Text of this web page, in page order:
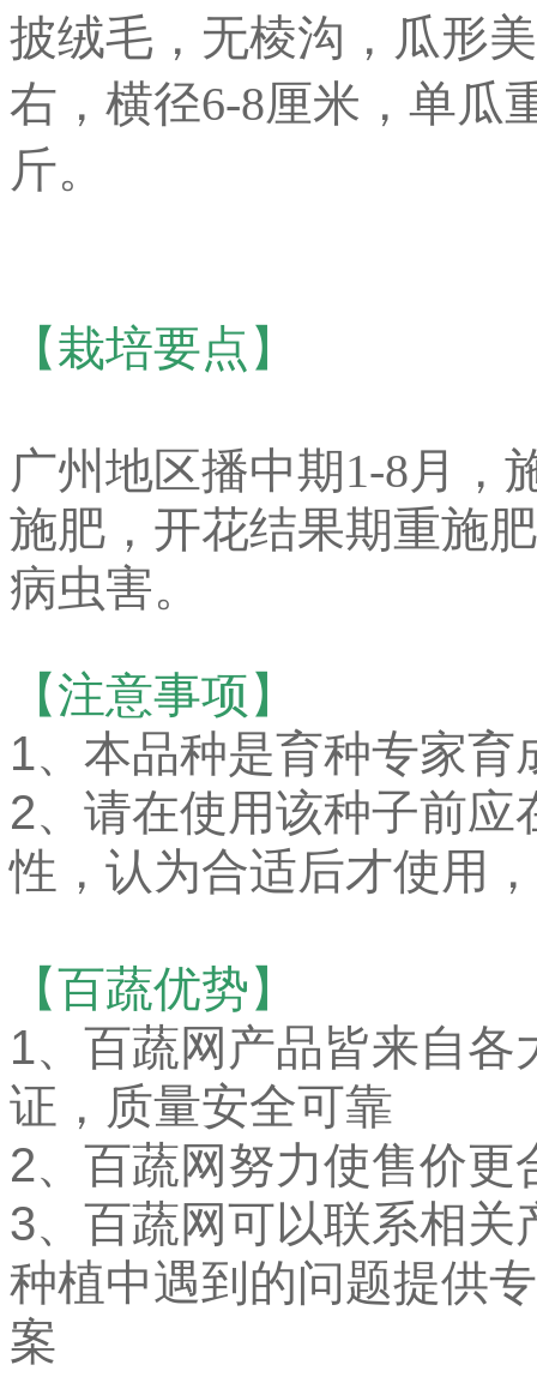
披绒毛，无棱沟，瓜形
右，横径6-8厘米，单瓜
斤。
【栽培要点】
广州地区播中期1-8月，
施肥，开花结果期重施
病虫害。
【注意事项】
1、本品种是育种专家
2、请在使用该种子前
性，认为合适后才使用
【百蔬优势】
1、 百蔬网产品皆来自各
证，质量安全可靠
2、百蔬网努力使售价
3、百蔬网可以联系相
种植中遇到的问题提供
案